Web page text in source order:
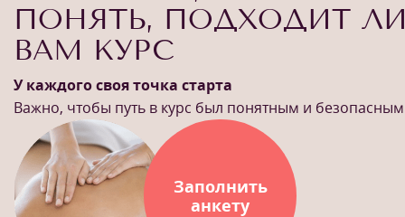
ПОНЯТЬ, ПОДХОДИТ
ВАМ КУРС
У каждого своя точка старта
Важно, чтобы путь в курс был понятным и безопасным
Заполнить
анкету